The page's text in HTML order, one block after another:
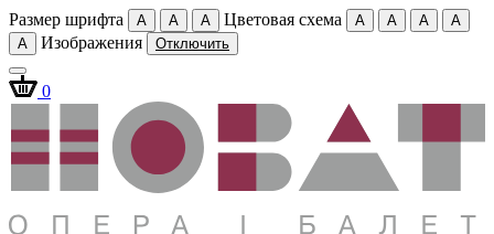
Размер шрифта A A A Цветовая схема A A A
A
A
Изображения Отключить
0